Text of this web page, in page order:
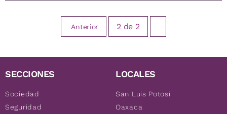
Anterior 2de 2
SECCIONES
Sociedad
Seguridad
LOCALES
San Luis Potosí
Oaxaca